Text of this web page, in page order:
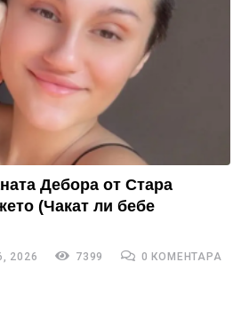
Дебора от Стара
(Чакат ли бебе
2026 7399 0 КОМЕНТАРА